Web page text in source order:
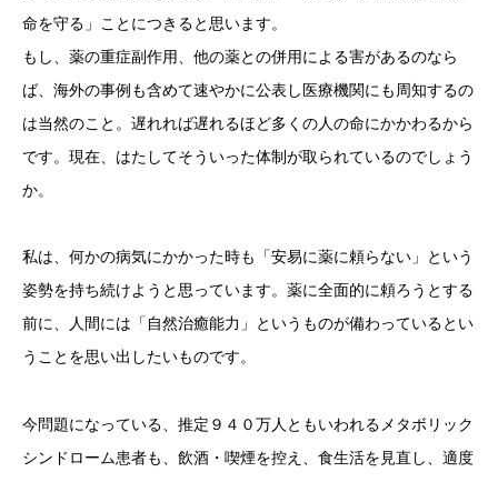
命を守る」ことにつきると思います。
もし、薬の重症副作用、他の薬との併用による害があるのなら
ば、海外の事例も含めて速やかに公表し医療機関にも周知するの
は当然のこと。遅れれば遅れるほど多くの人の命にかかわるから
です。現在、はたしてそういった体制が取られているのでしょう
か。
私は、何かの病気にかかった時も「安易に薬に頼らない」という
姿勢を持ち続けようと思っています。薬に全面的に頼ろうとする
前に、人間には「自然治癒能力」というものが備わっているとい
うことを思い出したいものです。
今問題になっている、推定９４０万人ともいわれるメタボリック
シンドローム患者も、飲酒・喫煙を控え、食生活を見直し、適度